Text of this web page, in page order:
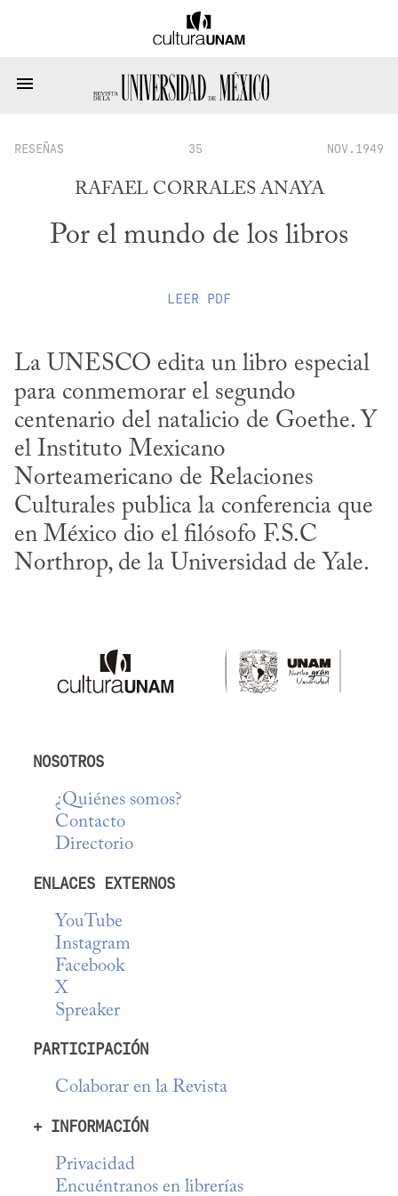
RESEÑAS 35 NOV.1949
RAFAEL CORRALES ANAYA
Por el mundo de los libros
LEER PDF
La UNESCO edita un libro especial
para conmemorar el segundo
centenario del natalicio de Goethe. Y
el Instituto Mexicano
Norteamericano de Relaciones
Culturales publica la conferencia que
en México dio el filósofo F.S.C
Northrop, de la Universidad de Yale.
NOSOTROS
¿Quiénes somos?
Contacto
Directorio
ENLACES EXTERNOS
YouTube
Instagram
Facebook
X
Spreaker
PARTICIPACIÓN
Colaborar en la Revista
+ INFORMACIÓN
Privacidad
Encuéntranos en librerías